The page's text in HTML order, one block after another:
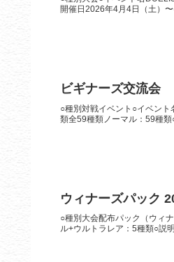
開催日2026年4月4日（土）
ビギナーズ交流会
○種別対戦イベント○イベン
類全59種類ノーマル：59種類
ウィナーズパック
○種別大会配布パック（ウィ
ル+ウルトラレア：5種類○説